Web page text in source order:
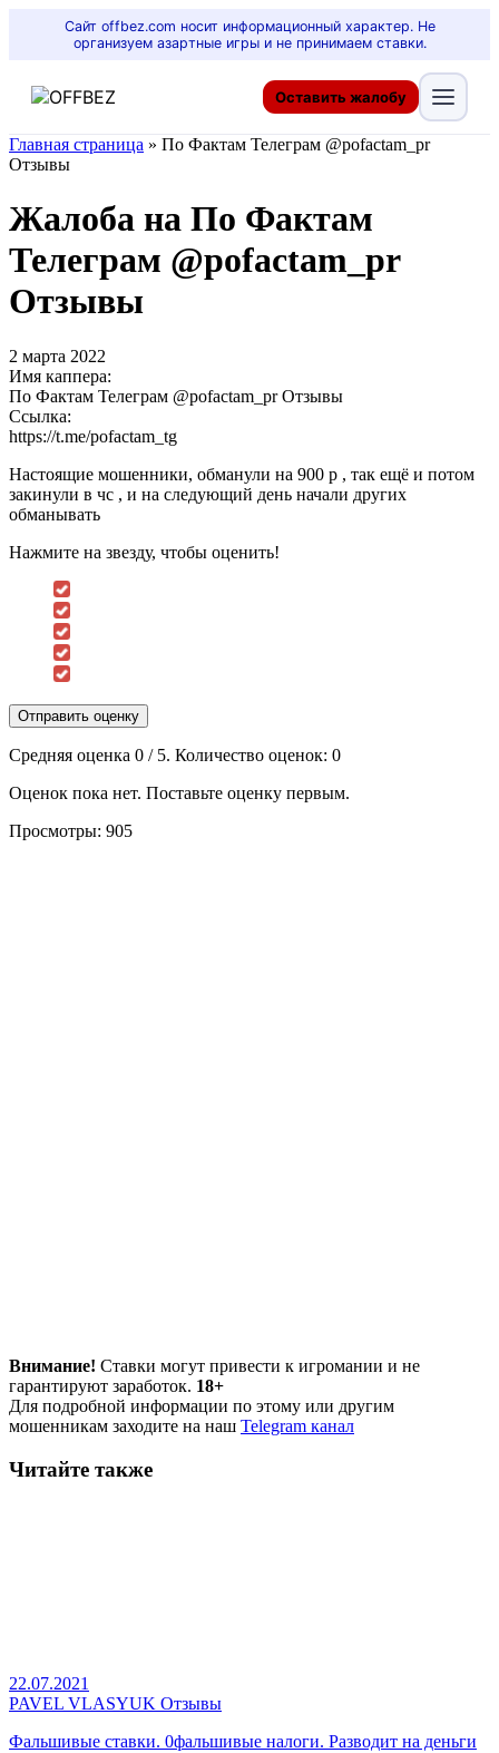
Сайт offbez.com носит информационный характер. Не
организуем азартные игры и не принимаем ставки.
Оставить жалобу
Главная страница » По Фактам Телеграм @pofactam_pr
Отзывы
Жалоба на По Фактам
Телеграм @pofactam_pr
Отзывы
2 марта 2022
Имя каппера:
По Фактам Телеграм @pofactam_pr Отзывы
Ссылка:
https://t.me/pofactam_tg
Настоящие мошенники, обманули на 900 р , так ещё и потом
закинули в чс , и на следующий день начали других
обманывать
Нажмите на звезду, чтобы оценить!
Отправить оценку
Средняя оценка 0 / 5. Количество оценок: 0
Оценок пока нет. Поставьте оценку первым.
Просмотры: 905
Внимание! Ставки могут привести к игромании и не
гарантируют заработок. 18+
Для подробной информации по этому или другим
мошенникам заходите на наш Telegram канал
Читайте также
22.07.2021
PAVEL VLASYUK Отзывы
Фальшивые ставки. 0фальшивые налоги. Разводит на деньги